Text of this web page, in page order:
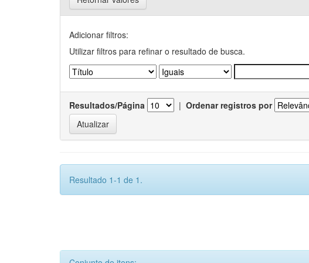
Adicionar filtros:
Utilizar filtros para refinar o resultado de busca.
Resultados/Página | Ordenar registros por
Resultado 1-1 de 1.